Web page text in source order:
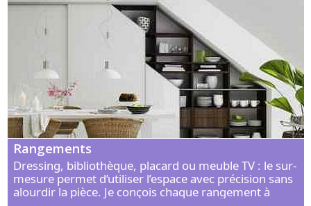
Rangements
Dressing, bibliothèque, placard ou meuble TV : le sur-
mesure permet d’utiliser l’espace avec précision sans
alourdir la pièce. Je conçois chaque rangement à